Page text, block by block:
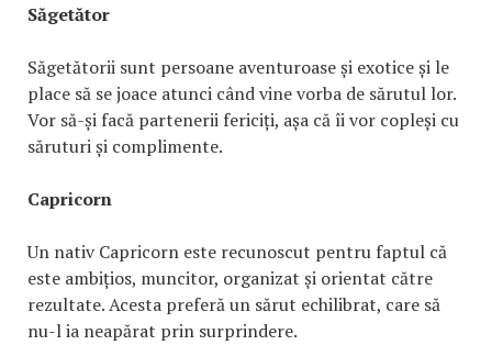
Săgetător
Săgetătorii sunt persoane aventuroase și exotice și le
place să se joace atunci când vine vorba de sărutul lor.
Vor să-și facă partenerii fericiți, așa că îi vor copleși cu
săruturi și complimente.
Capricorn
Un nativ Capricorn este recunoscut pentru faptul că
este ambițios, muncitor, organizat și orientat către
rezultate. Acesta preferă un sărut echilibrat, care să
nu-l ia neapărat prin surprindere.